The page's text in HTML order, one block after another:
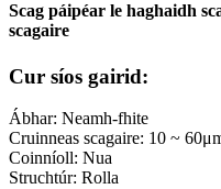
Scag páipéar le haghaidh
scagaire
Cur síos gairid:
Ábhar: Neamh-fhite
Cruinneas scagaire: 10 ~
Coinníoll: Nua
Struchtúr: Rolla